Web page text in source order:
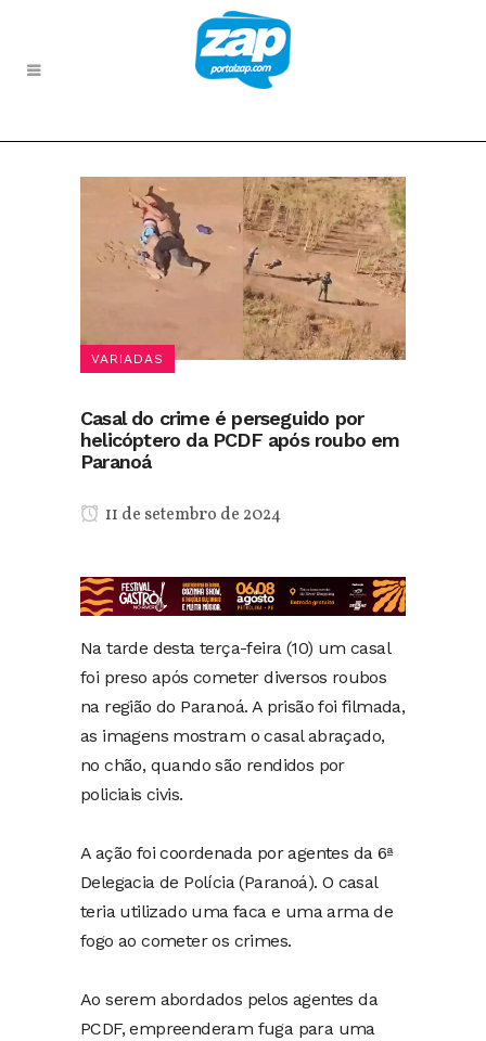
VARIADAS
Casal do crime é perseguido por
helicóptero da PCDF após roubo em
Paranoá
11 de setembro de 2024
Na tarde desta terça-feira (10) um casal
foi preso após cometer diversos roubos
na região do Paranoá. A prisão foi filmada,
as imagens mostram o casal abraçado,
no chão, quando são rendidos por
policiais civis.
A ação foi coordenada por agentes da 6ª
Delegacia de Polícia (Paranoá). O casal
teria utilizado uma faca e uma arma de
fogo ao cometer os crimes.
Ao serem abordados pelos agentes da
PCDF, empreenderam fuga para uma